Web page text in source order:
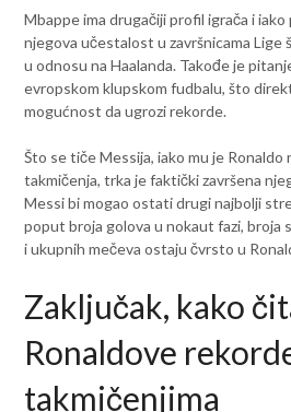
Mbappe ima drugačiji profil igrača i
njegova učestalost u završnicama Lige
u odnosu na Haalanda. Takođe je
evropskom klupskom fudbalu, što
mogućnost da ugrozi rekorde.
Što se tiče Messija, iako mu je Ronaldo
takmičenja, trka je faktički završena
Messi bi mogao ostati drugi najbolji
poput broja golova u nokaut fazi, broja
i ukupnih mečeva ostaju čvrsto u
Zaključak, kako
Ronaldove
takmičenjima